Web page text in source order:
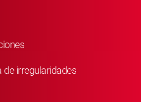
de irregularidades